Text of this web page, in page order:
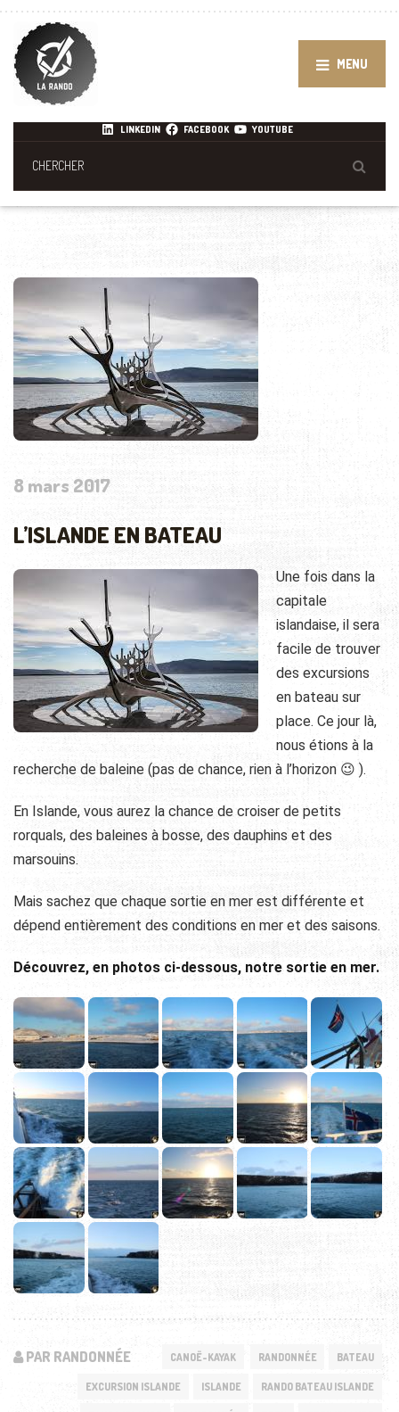
MENU
LINKEDIN FACEBOOK YOUTUBE
8 mars 2017
L’ISLANDE EN BATEAU
Une fois dans la
capitale
islandaise, il sera
facile de trouver
des excursions
en bateau sur
place. Ce jour là,
nous étions à la
recherche de baleine (pas de chance, rien à l’horizon 😉 ).
En Islande, vous aurez la chance de croiser de petits
rorquals, des baleines à bosse, des dauphins et des
marsouins.
Mais sachez que chaque sortie en mer est différente et
dépend entièrement des conditions en mer et des saisons.
Découvrez, en photos ci-dessous, notre sortie en mer.
PAR RANDONNÉE CANOË-KAYAK RANDONNÉE BATEAU
EXCURSION ISLANDE ISLANDE RANDO BATEAU ISLANDE